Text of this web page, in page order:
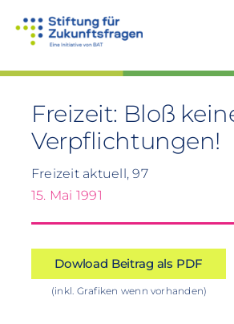
Inhalt
Freizeit: Bloß
Verpflichtungen!
Freizeit aktuell, 97
15. Mai 1991
Dowload Beitrag als PDF
(inkl. Grafiken wenn vorhanden)